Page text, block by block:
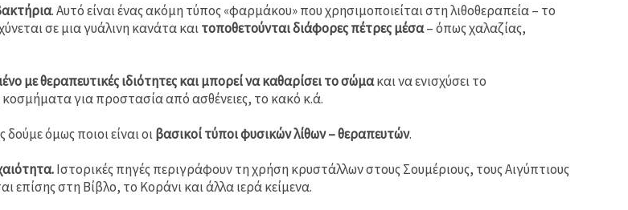
. Αυτό είναι ένας ακόμη τύπος «φαρμάκου» που χρησιμοποιείται στη λιθοθεραπεία – το
σε μια γυάλινη κανάτα καιτοποθετούνται διάφορες πέτρες μέσα– όπως χαλαζίας,
με θεραπευτικές ιδιότητες και μπορεί να καθαρίσει το σώμακαι να ενισχύσει το
για προστασία από ασθένειες, το κακό κ.ά.
όμως ποιοι είναι οιβασικοί τύποι φυσικών λίθων – θεραπευτών.
Ιστορικές πηγές περιγράφουν τη χρήση κρυστάλλων στους Σουμέριους, τους Αιγύπτιους
επίσης στη Βίβλο, το Κοράνι και άλλα ιερά κείμενα.